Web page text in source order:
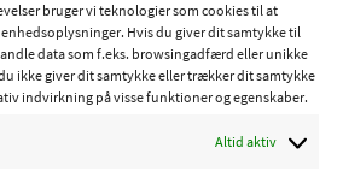
bruger vi teknologier som cookies til at
Hvis du giver dit samtykke til
data som f.eks. browsingadfærd eller unikke
ikke giver dit samtykke eller trækker dit samtykke
indvirkning på visse funktioner og egenskaber.
Altid aktiv
13 14 15
20 21 22
23
27 28 29
30